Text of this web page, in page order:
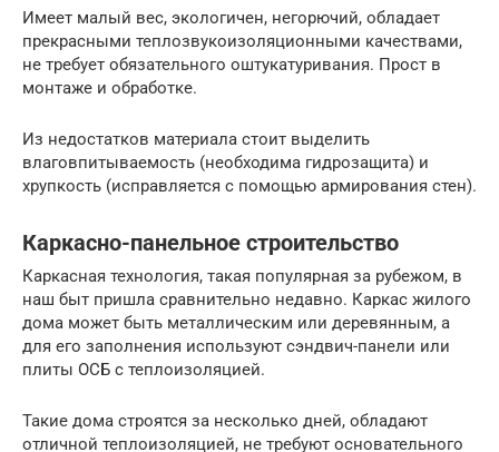
Имеет малый вес, экологичен, негорючий, обладает
прекрасными теплозвукоизоляционными качествами,
не требует обязательного оштукатуривания. Прост в
монтаже и обработке.
Из недостатков материала стоит выделить
влаговпитываемость (необходима гидрозащита) и
хрупкость (исправляется с помощью армирования стен).
Каркасно-панельное строительство
Каркасная технология, такая популярная за рубежом, в
наш быт пришла сравнительно недавно. Каркас жилого
дома может быть металлическим или деревянным, а
для его заполнения используют сэндвич-панели или
плиты ОСБ с теплоизоляцией.
Такие дома строятся за несколько дней, обладают
отличной теплоизоляцией, не требуют основательного